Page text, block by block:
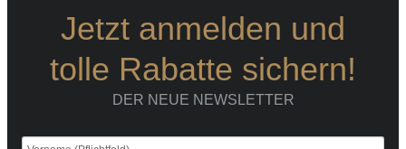
Jetzt anmelden und
tolle Rabatte sichern!
DER NEUE NEWSLETTER